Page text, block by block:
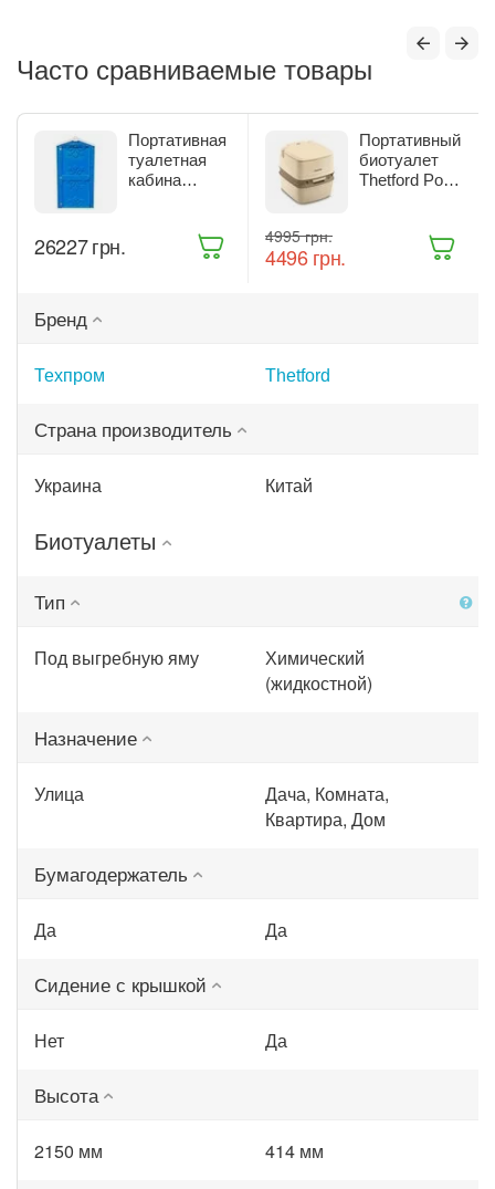
Часто сравниваемые товары
Портативная
туалетная
кабина
яму Синяя
‍26227‍грн.
Портативный
биотуалет
Thetford Porta
(8710315024555)
‍4995‍ грн.
‍4496‍ грн.
Бренд
Техпром Thetford
Страна производитель
Украина Китай
Биотуалеты
Тип
Под выгребную яму
Химический
(жидкостной)
Назначение
Улица
Дача, Комната,
Квартира, Дом
Бумагодержатель
Да Да
Сидение с крышкой
Нет Да
Высота
2150 мм 414 мм